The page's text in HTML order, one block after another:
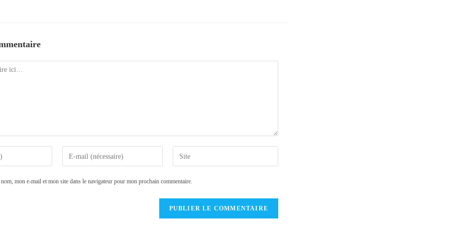
Enter
your
email
Saisir
l’URL
mon e-mail et mon site dans le navigateur pour mon prochain commentaire.